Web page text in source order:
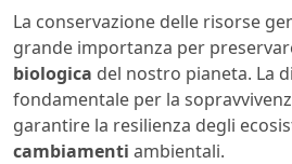
La conservazione delle risorse
grande importanza per
biologica del nostro pianeta. La
fondamentale per la
garantire la resilienza degli
cambiamenti ambientali.